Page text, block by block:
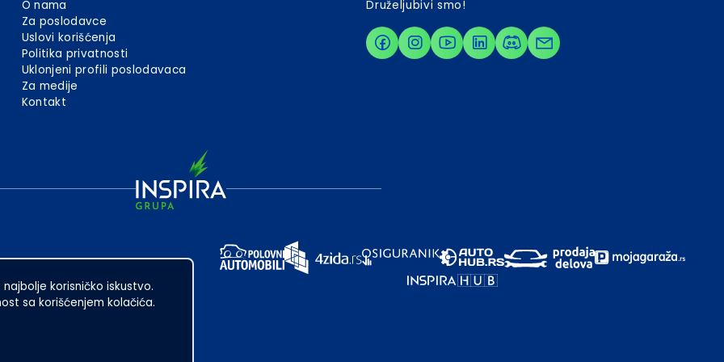
korisničko iskustvo.
sa korišćenjem kolačića.
O nama
Za poslodavce
Uslovi korišćenja
Politika privatnosti
Uklonjeni profili poslodavaca
Za medije
Kontakt
Druželjubivi smo!